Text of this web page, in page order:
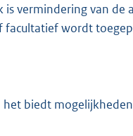
vermindering van de
facultatief wordt
biedt